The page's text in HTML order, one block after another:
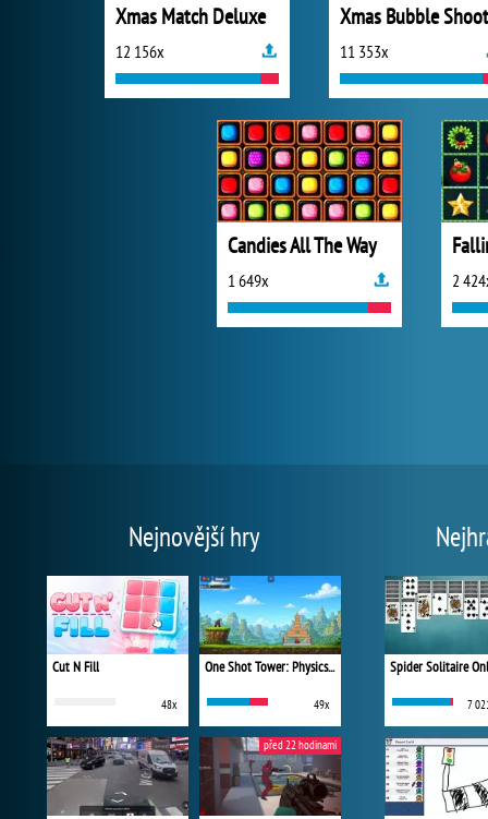
Xmas Match Deluxe
12 156x
Xmas Bubble
11 353x
Candies All The Way
1 649x 2
Nejnovější hry
Cut N Fill
48x
One Shot Tower: Physics Destroyer
49x
před 22 hodinami
Spider Solitaire
7